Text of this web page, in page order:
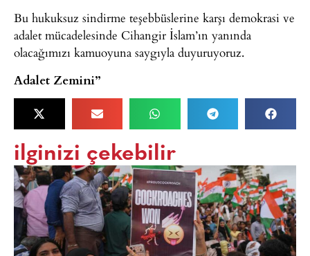
Bu hukuksuz sindirme teşebbüslerine karşı demokrasi ve
adalet mücadelesinde Cihangir İslam’ın yanında
olacağımızı kamuoyuna saygıyla duyuruyoruz.
Adalet Zemini”
ilginizi çekebilir